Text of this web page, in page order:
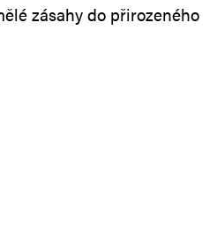
zásahy do přirozeného